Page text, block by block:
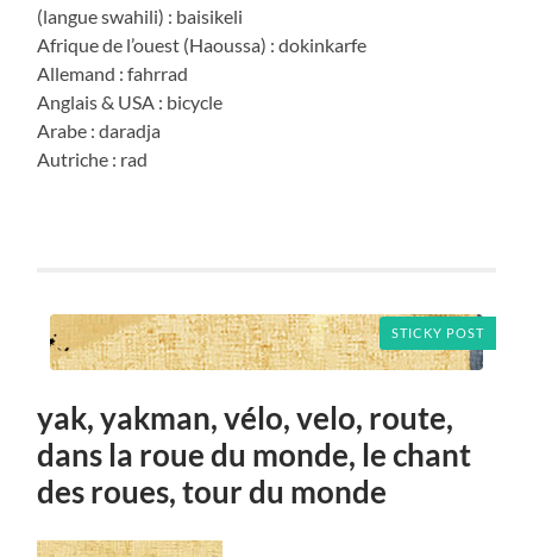
(langue swahili) : baisikeli
Afrique de l’ouest (Haoussa) : dokinkarfe
Allemand : fahrrad
Anglais & USA : bicycle
Arabe : daradja
Autriche : rad
STICKY POST
yak, yakman, vélo, velo, route,
dans la roue du monde, le chant
des roues, tour du monde